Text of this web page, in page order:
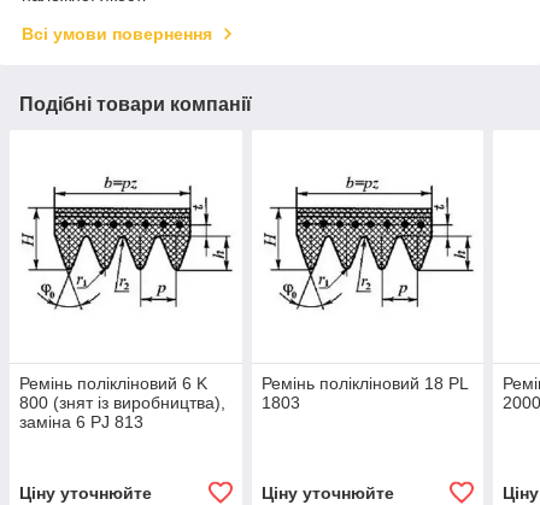
Всі умови повернення
Подібні товари компанії
Ремінь полікліновий 6 K
800 (знят із виробництва),
заміна 6 PJ 813
Ціну уточнюйте
Ремінь полікліновий 18 РL
1803
Ціну уточнюйте